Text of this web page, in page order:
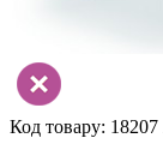
Код товару: 18207